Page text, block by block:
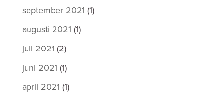
september 2021 (1)
augusti 2021 (1)
juli 2021 (2)
juni 2021 (1)
april 2021 (1)